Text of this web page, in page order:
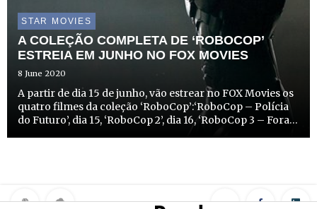
STAR MOVIES
A COLEÇÃO COMPLETA DE ‘ROBOCOP’
ESTREIA EM JUNHO NO FOX MOVIES
8 June 2020
A partir de dia 15 de junho, vão estrear no FOX Movies os
quatro filmes da coleção ‘RoboCop’:‘RoboCop – Polícia
do Futuro’, dia 15, ‘RoboCop 2’, dia 16, ‘RoboCop 3 – Fora